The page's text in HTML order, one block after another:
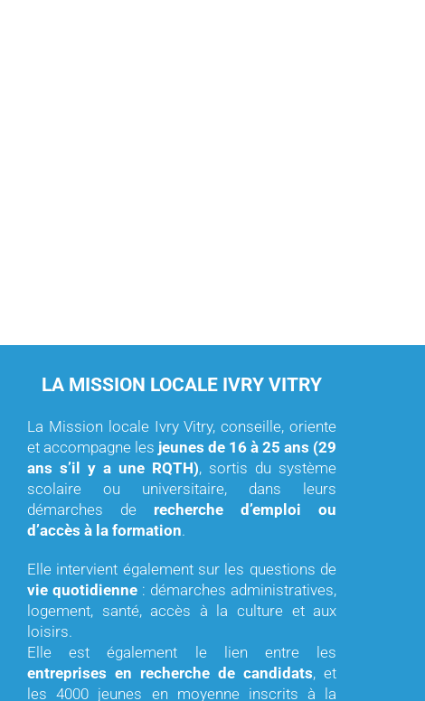
LA MISSION LOCALE IVRY VITRY
La Mission locale Ivry Vitry, conseille, oriente
et accompagne les jeunes de 16 à 25 ans (29
ans s’il y a une RQTH), sortis du système
scolaire ou universitaire, dans leurs
démarches de recherche d’emploi ou
d’accès à la formation.
Elle intervient également sur les questions de
vie quotidienne : démarches administratives,
logement, santé, accès à la culture et aux
loisirs.
Elle est également le lien entre les
entreprises en recherche de candidats, et
les 4000 jeunes en moyenne inscrits à la